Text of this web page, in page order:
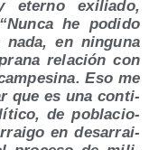
eterno exi­lia­do,
he podi­do
en nin­gu­na
rela­ción con
Eso me
que es una con­ti­
de pobla­cio­
en des­arrai­